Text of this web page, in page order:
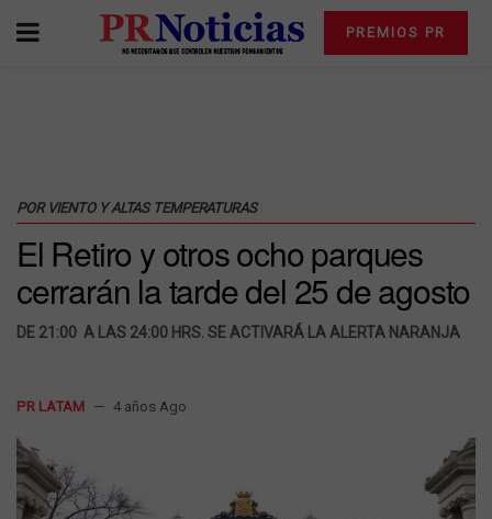
PREMIOS PR
POR VIENTO Y ALTAS TEMPERATURAS
El Retiro y otros ocho parques
cerrarán la tarde del 25 de agosto
DE 21:00 A LAS 24:00 HRS. SE ACTIVARÁ LA ALERTA NARANJA
PR LATAM 4 años Ago